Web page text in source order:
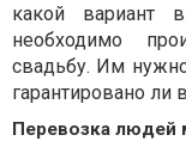
какой вариант
необходимо
свадьбу. Им
гарантировано
Перевозка людей